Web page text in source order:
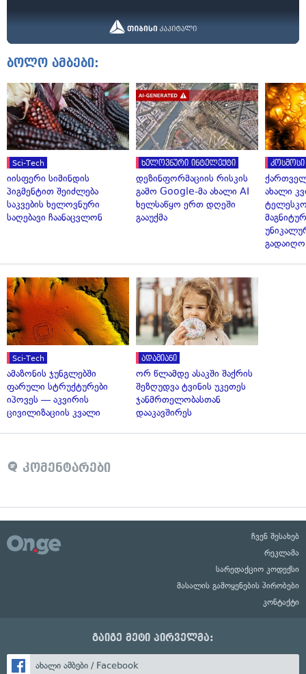
ბოლო ამბები:
Sci-Tech
იისფერი სიმინდის
პიგმენტით შეიძლება
საკვების ხელოვნური
საღებავი ჩაანაცვლონ
ხელოვნური ინტელექტი
დეზინფორმაციის რისკის
გამო Google-მა ახალი AI
ხელსაწყო ერთ დღეში
გააუქმა
კოსმოსი
ახალი
გადაიღო
Sci-Tech
ამაზონის ჯუნგლებში
ფარული სტრუქტურები
იპოვეს — აკვირის
ცივილიზაციის კვალი
ადამიანი
ორ წლამდე ასაკში შაქრის
შეზღუდვა ტვინის უკეთეს
ჯანმრთელობასთან
დააკავშირეს
კომენტარები
ჩვენ შესახებ
რეკლამა
სარედაქციო კოდექსი
მასალის გამოყენების პირობები
კონტაქტი
გაიგე მეტი პირველმა:
ახალი ამბები / Facebook